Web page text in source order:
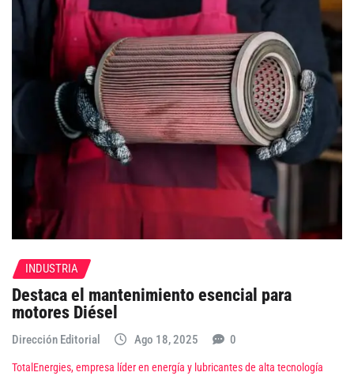
INDUSTRIA
Destaca el mantenimiento esencial para
motores Diésel
Dirección Editorial Ago 18, 2025 0
TotalEnergies, empresa líder en energía y lubricantes de alta tecnología